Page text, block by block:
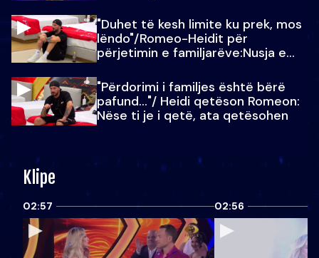
"Duhet të kesh limite ku prek, mos
lëndo"/Romeo-Heidit për
përjetimin e familjarëve:Nusja e
"Përdorimi i familjes është bërë
pafund…"/ Heidi qetëson Romeon:
Nëse ti je i qetë, ata qetësohen
Klipe
02:57 02:56